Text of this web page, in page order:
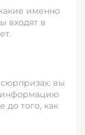
именно
входят в
вы
информацию
до того, как